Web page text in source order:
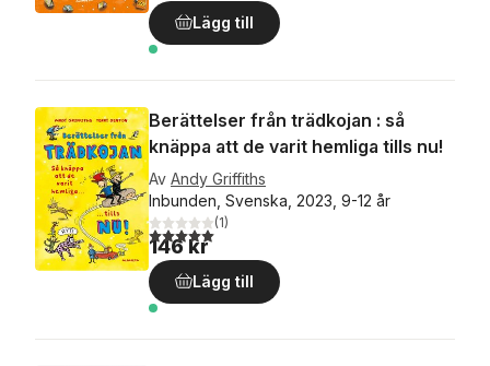
Lägg till
Berättelser från trädkojan : så
knäppa att de varit hemliga tills nu!
Av Andy Griffiths
Inbunden, Svenska, 2023, 9-12 år
5,0utav 5 stjärnor. Totalt antal röster:
(1)
146 kr
Lägg till